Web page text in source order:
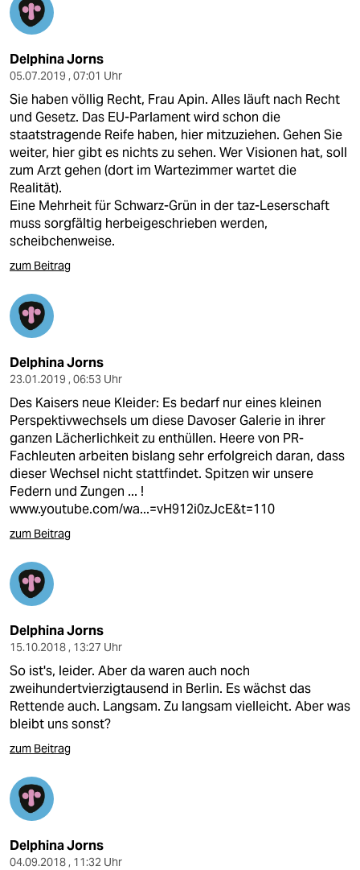
Delphina Jorns
05.07.2019 , 07:01 Uhr
Sie haben völlig Recht, Frau Apin. Alles läuft nach Recht
und Gesetz. Das EU-Parlament wird schon die
staatstragende Reife haben, hier mitzuziehen. Gehen Sie
weiter, hier gibt es nichts zu sehen. Wer Visionen hat, soll
zum Arzt gehen (dort im Wartezimmer wartet die
Realität).
Eine Mehrheit für Schwarz-Grün in der taz-Leserschaft
muss sorgfältig herbeigeschrieben werden,
scheibchenweise.
zum Beitrag
Delphina Jorns
23.01.2019 , 06:53 Uhr
Des Kaisers neue Kleider: Es bedarf nur eines kleinen
Perspektivwechsels um diese Davoser Galerie in ihrer
ganzen Lächerlichkeit zu enthüllen. Heere von PR-
Fachleuten arbeiten bislang sehr erfolgreich daran, dass
dieser Wechsel nicht stattfindet. Spitzen wir unsere
Federn und Zungen ... !
www.youtube.com/wa...=vH912i0zJcE&t=110
zum Beitrag
Delphina Jorns
15.10.2018 , 13:27 Uhr
So ist's, leider. Aber da waren auch noch
zweihundertvierzigtausend in Berlin. Es wächst das
Rettende auch. Langsam. Zu langsam vielleicht. Aber was
bleibt uns sonst?
zum Beitrag
Delphina Jorns
04.09.2018 , 11:32 Uhr